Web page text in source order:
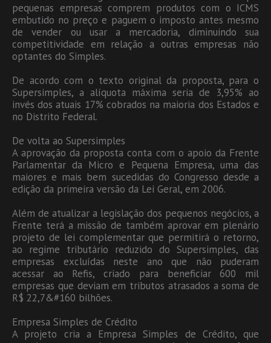
pequenas empresas comprem produtos com o ICMS
embutido no preço e paguem o imposto antes mesmo
de vender ou usar a mercadoria, diminuindo sua
competitividade em relação a outras empresas não
optantes do Simples.
De acordo com o texto original da proposta, para o
Supersimples, a alíquota máxima seria de 3,95% ao
invés dos atuais 17% cobrados na maioria dos Estados e
no Distrito Federal.
De volta ao Supersimples
A aprovação da proposta conta com o apoio da Frente
Parlamentar da Micro e Pequena Empresa, uma das
maiores e mais bem sucedidas do Congresso desde a
edição da primeira versão da Lei Geral, em 2006.
Além de atualizar a legislação dos pequenos negócios, a
Frente terá a missão de também aprovar em plenário
projeto de lei complementar que permitirá o retorno,
ao regime tributário reduzido do Supersimples, das
empresas excluídas neste ano que não puderam
acessar ao Refis, criado para beneficiar 600 mil
empresas que deviam em tributos atrasados a soma de
R$ 22,7&#160 bilhões.
Empresa Simples de Crédito
A projeto cria a Empresa Simples de Crédito, que